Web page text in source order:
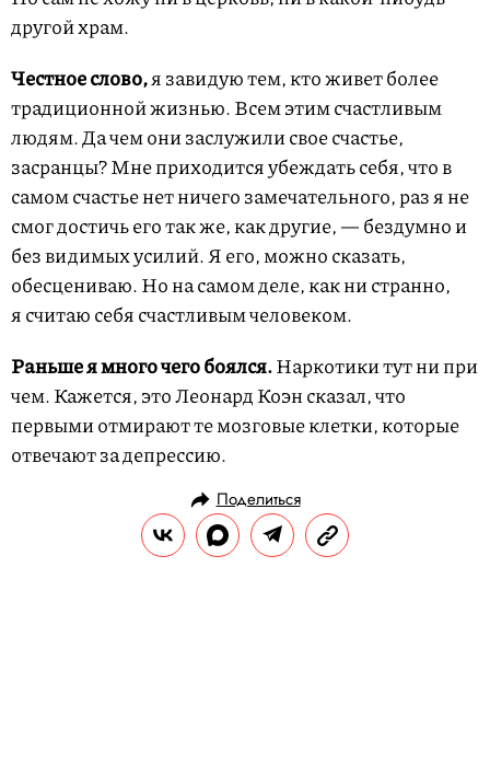
другой храм.
Честное слово,я завидую тем, кто живет более
традиционной жизнью. Всем этим счастливым
людям. Да чем они заслужили свое счастье,
засранцы? Мне приходится убеждать себя, что в
самом счастье нет ничего замечательного, раз я не
смог достичь его так же, как другие, — бездумно и
без видимых усилий. Я его, можно сказать,
обесцениваю. Но на самом деле, как ни странно,
я считаю себя счастливым человеком.
Раньше я много чего боялся.Наркотики тут ни при
чем. Кажется, это Леонард Коэн сказал, что
первыми отмирают те мозговые клетки, которые
отвечают за депрессию.
Поделиться